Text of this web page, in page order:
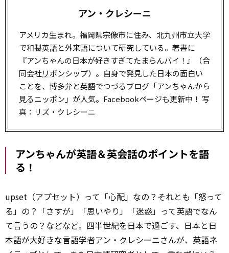
アン・クレシーニ
アメリカ生まれ。福岡県宗像市に住み、北九州市立大学
で和製英語と外来語について研究している。著書に
『アンちゃんの日本が好きすぎてたまらんバイ！』（合
同会社リボンシップ）。自身で発見した日本の面白い
ことを、博多弁と英語でつづるブログ「アンちゃんから
見るニッポン」が人気。Facebookページも更新中！ 写
真：リズ・クレシーニ
アンちゃんが英語＆英会話のポイントを語
る！
upset（アプセット）って「心配」なの？それとも「怒って
る」の？「さすが」「思いやり」「迷惑」って英語でなん
て言うの？などなど。四半世紀を日本で過ごす、日本と日
本語が大好きな言語学者アン・クレシーニさんが、英語ネ